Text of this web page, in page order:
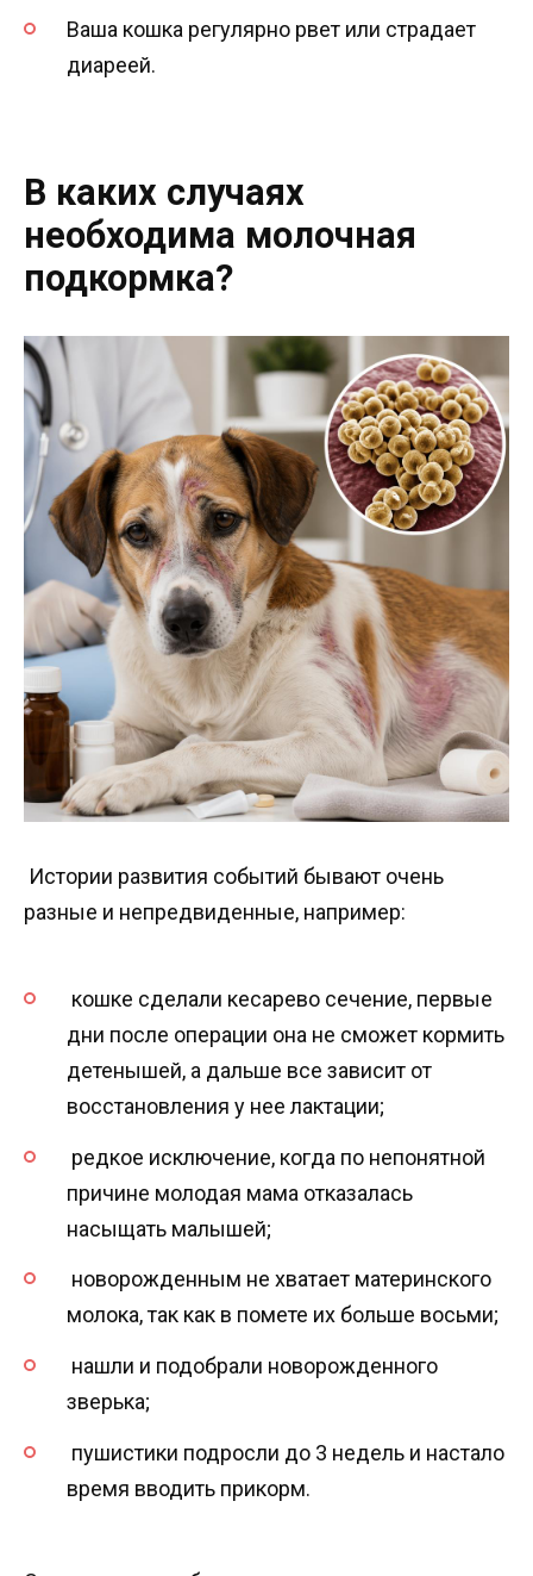
Ваша кошка регулярно рвет или страдает
диареей.
В каких случаях
необходима молочная
подкормка?
Истории развития событий бывают очень
разные и непредвиденные, например:
кошке сделали кесарево сечение, первые
дни после операции она не сможет кормить
детенышей, а дальше все зависит от
восстановления у нее лактации;
редкое исключение, когда по непонятной
причине молодая мама отказалась
насыщать малышей;
новорожденным не хватает материнского
молока, так как в помете их больше восьми;
нашли и подобрали новорожденного
зверька;
пушистики подросли до 3 недель и настало
время вводить прикорм.